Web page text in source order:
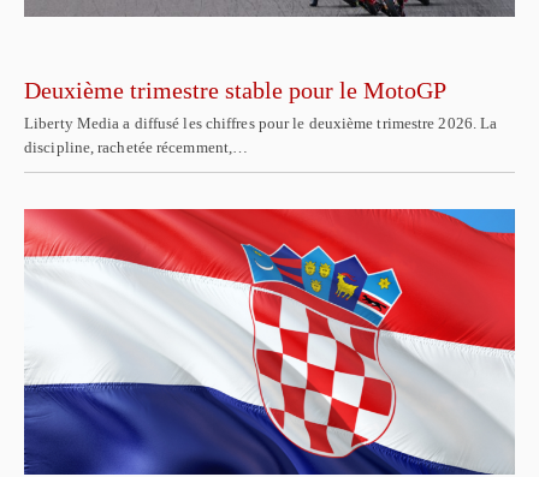
Deuxième trimestre stable pour le MotoGP
Liberty Media a diffusé les chiffres pour le deuxième trimestre 2026. La
discipline, rachetée récemment,…